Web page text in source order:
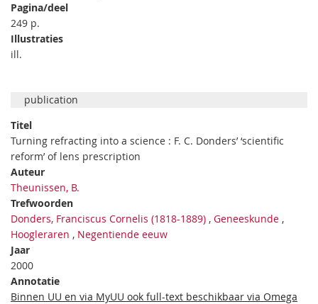
Pagina/deel
249 p.
Illustraties
ill.
publication
Titel
Turning refracting into a science : F. C. Donders’ ‘scientific
reform’ of lens prescription
Auteur
Theunissen, B.
Trefwoorden
Donders, Franciscus Cornelis (1818-1889) , Geneeskunde ,
Hoogleraren , Negentiende eeuw
Jaar
2000
Annotatie
Binnen UU en via MyUU ook full-text beschikbaar via Omega